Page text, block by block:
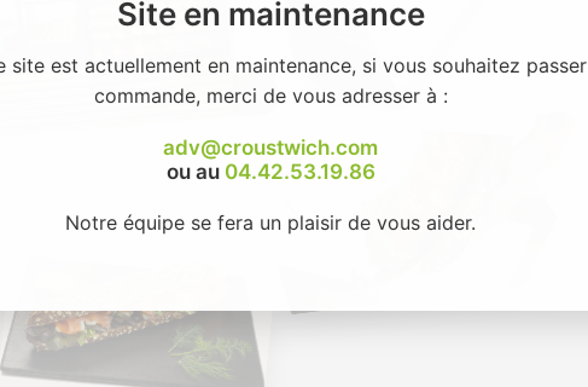
Site en maintenance
site est actuellement en maintenance, si vous souhaitez passer
commande, merci de vous adresser à :
adv@croustwich.com
ou au 04.42.53.19.86
Notre équipe se fera un plaisir de vous aider.